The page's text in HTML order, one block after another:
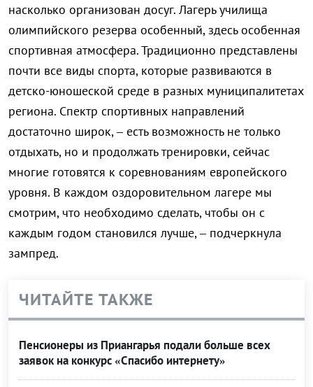
насколько организован досуг. Лагерь училища
олимпийского резерва особенный, здесь особенная
спортивная атмосфера. Традиционно представлены
почти все виды спорта, которые развиваются в
детско-юношеской среде в разных муниципалитетах
региона. Спектр спортивных направлений
достаточно широк, – есть возможность не только
отдыхать, но и продолжать тренировки, сейчас
многие готовятся к соревнованиям европейского
уровня. В каждом оздоровительном лагере мы
смотрим, что необходимо сделать, чтобы он с
каждым годом становился лучше, – подчеркнула
зампред.
ЧИТАЙТЕ ТАКЖЕ
Пенсионеры из Приангарья подали больше всех
заявок на конкурс «Спасибо интернету»